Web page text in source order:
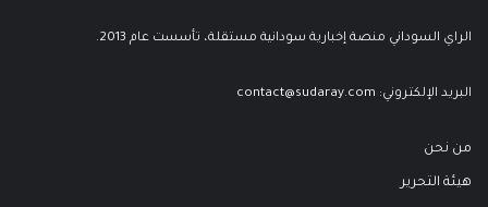
الراي السوداني منصة إخبارية سودانية مستقلة، تأسست عام 2013.
البريد الإلكتروني: contact@sudaray.com
من نحن
هيئة التحرير